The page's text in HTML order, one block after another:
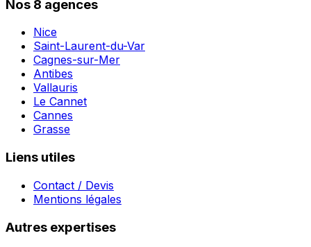
Nos 8 agences
Nice
Saint-Laurent-du-Var
Cagnes-sur-Mer
Antibes
Vallauris
Le Cannet
Cannes
Grasse
Liens utiles
Contact / Devis
Mentions légales
Autres expertises